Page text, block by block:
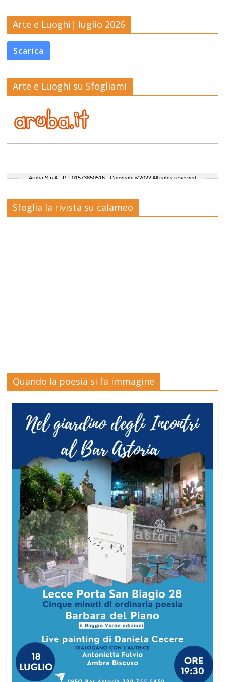
Arte e Luoghi| luglio 2026
Scarica
Arte e Luoghi su Sfogliami
Sfoglia la rivista su calameo
Quando la poesia si fa immagine